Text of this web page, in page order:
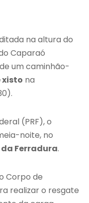
na altura do
Caparaó
um caminhão-
xisto na
(PRF), o
noite, no
Ferradura.
Corpo de
realizar o resgate